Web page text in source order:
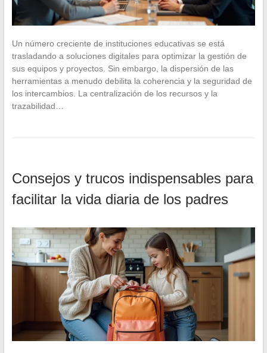
Un número creciente de instituciones educativas se está
trasladando a soluciones digitales para optimizar la gestión de
sus equipos y proyectos. Sin embargo, la dispersión de las
herramientas a menudo debilita la coherencia y la seguridad de
los intercambios. La centralización de los recursos y la
trazabilidad…
Consejos y trucos indispensables para
facilitar la vida diaria de los padres